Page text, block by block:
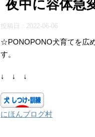
夜中に容体急
投稿日： 2022-06-06
☆PONOPONO犬育てを広
す。
↓ ↓ ↓
にほんブログ村